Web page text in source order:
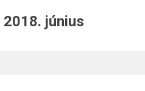
2018. június